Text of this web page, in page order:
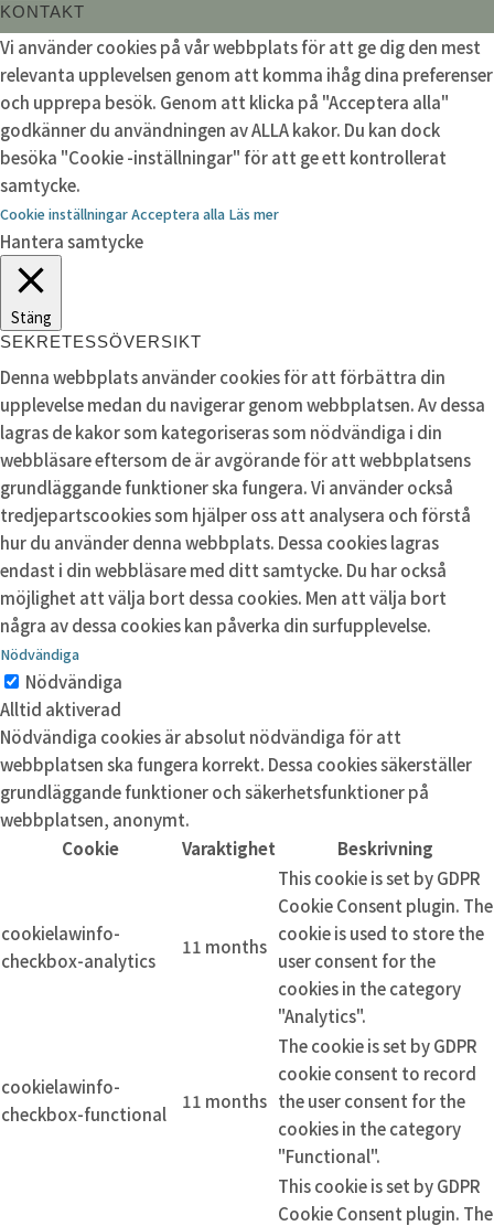
KONTAKT
Vi använder cookies på vår webbplats för att ge dig den mest
relevanta upplevelsen genom att komma ihåg dina preferenser
och upprepa besök. Genom att klicka på "Acceptera alla"
godkänner du användningen av ALLA kakor. Du kan dock
besöka "Cookie -inställningar" för att ge ett kontrollerat
samtycke.
Cookie inställningarAcceptera alla Läs mer
Hantera samtycke
Stäng
SEKRETESSÖVERSIKT
Denna webbplats använder cookies för att förbättra din
upplevelse medan du navigerar genom webbplatsen. Av dessa
lagras de kakor som kategoriseras som nödvändiga i din
webbläsare eftersom de är avgörande för att webbplatsens
grundläggande funktioner ska fungera. Vi använder också
tredjepartscookies som hjälper oss att analysera och förstå
hur du använder denna webbplats. Dessa cookies lagras
endast i din webbläsare med ditt samtycke. Du har också
möjlighet att välja bort dessa cookies. Men att välja bort
några av dessa cookies kan påverka din surfupplevelse.
Nödvändiga
Nödvändiga
Alltid aktiverad
Nödvändiga cookies är absolut nödvändiga för att
webbplatsen ska fungera korrekt. Dessa cookies säkerställer
grundläggande funktioner och säkerhetsfunktioner på
webbplatsen, anonymt.
Cookie
Varaktighet Beskrivning
cookielawinfo-
checkbox-analytics
11 months
This cookie is set by GDPR
Cookie Consent plugin. The
cookie is used to store the
user consent for the
cookies in the category
"Analytics".
cookielawinfo-
checkbox-functional
11 months
The cookie is set by GDPR
cookie consent to record
the user consent for the
cookies in the category
"Functional".
This cookie is set by GDPR
Cookie Consent plugin. The